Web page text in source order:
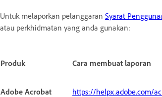
Untuk melaporkan pelanggaran Syarat
atau perkhidmatan yang anda gunakan:
Produk Cara membuat laporan
Adobe Acrobat https://helpx.adobe.com/